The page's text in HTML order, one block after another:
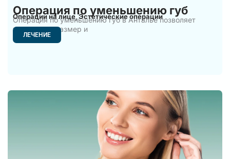
Операция по уменьшению губ
Операции на лице,Эстетические операции
Операция по уменьшению губ в Анталье позволяет
уменьшить размер и
ЛЕЧЕНИЕ